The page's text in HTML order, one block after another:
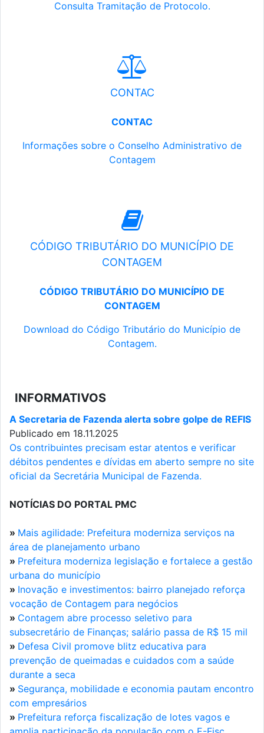
Consulta Tramitação de Protocolo.
CONTAC
CONTAC
Informações sobre o Conselho Administrativo de
Contagem
CÓDIGO TRIBUTÁRIO DO MUNICÍPIO DE
CONTAGEM
CÓDIGO TRIBUTÁRIO DO MUNICÍPIO DE
CONTAGEM
Download do Código Tributário do Município de
Contagem.
INFORMATIVOS
A Secretaria de Fazenda alerta sobre golpe de REFIS
Publicado em 18.11.2025
Os contribuintes precisam estar atentos e verificar
débitos pendentes e dívidas em aberto sempre no site
oficial da Secretária Municipal de Fazenda.
NOTÍCIAS DO PORTAL PMC
» Mais agilidade: Prefeitura moderniza serviços na
área de planejamento urbano
» Prefeitura moderniza legislação e fortalece a gestão
urbana do município
» Inovação e investimentos: bairro planejado reforça
vocação de Contagem para negócios
» Contagem abre processo seletivo para
subsecretário de Finanças; salário passa de R$ 15 mil
» Defesa Civil promove blitz educativa para
prevenção de queimadas e cuidados com a saúde
durante a seca
» Segurança, mobilidade e economia pautam encontro
com empresários
» Prefeitura reforça fiscalização de lotes vagos e